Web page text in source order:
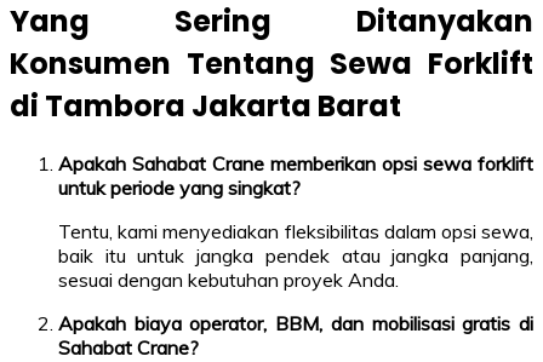
Yang Sering Ditanyakan
Konsumen Tentang Sewa Forklift
di Tambora Jakarta Barat
Apakah Sahabat Crane memberikan opsi sewa forklift
untuk periode yang singkat?
Tentu, kami menyediakan fleksibilitas dalam opsi sewa,
baik itu untuk jangka pendek atau jangka panjang,
sesuai dengan kebutuhan proyek Anda.
Apakah biaya operator, BBM, dan mobilisasi gratis di
Sahabat Crane?